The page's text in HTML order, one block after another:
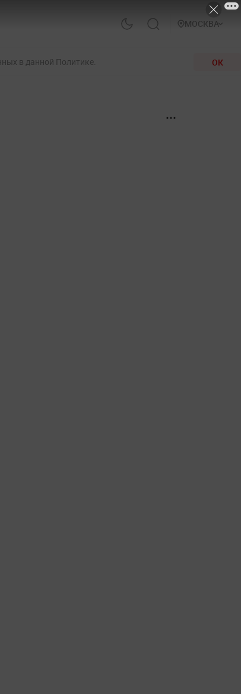
МОСКВА
в данной Политике. ОК